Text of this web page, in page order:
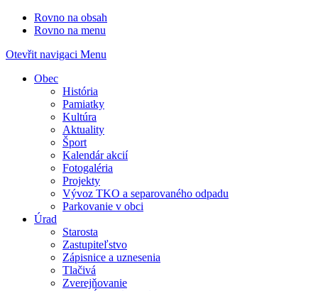
Rovno na obsah
Rovno na menu
Otevřit navigaci Menu
Obec
História
Pamiatky
Kultúra
Aktuality
Šport
Kalendár akcií
Fotogaléria
Projekty
Vývoz TKO a separovaného odpadu
Parkovanie v obci
Úrad
Starosta
Zastupiteľstvo
Zápisnice a uznesenia
Tlačivá
Zverejňovanie